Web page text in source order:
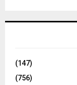
(147)
(756)